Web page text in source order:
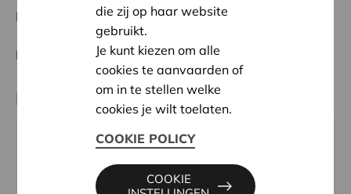
Datum:
07/05/2026
Beslissing: Goedgekeurd
Partner
Alt Knalt vzw, Nieuwe Baan 59, 3730 BILZEN-
info@altknalt.be
die zij op haar website
gebruikt.
Je kunt kiezen om alle
cookies te aanvaarden of
om in te stellen welke
cookies je wilt toelaten.
COOKIE POLICY
COOKIE